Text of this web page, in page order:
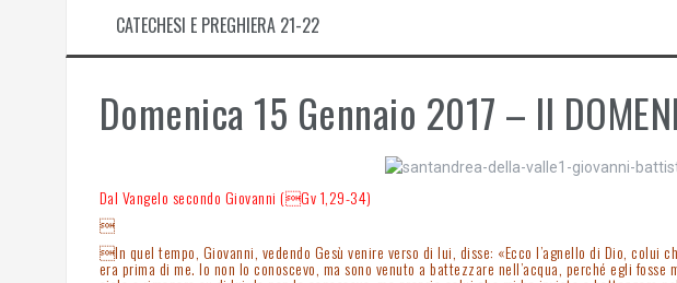
CATECHESI E PREGHIERA 21-22
Domenica 15 Gennaio 2017 – II
Dal Vangelo secondo Giovanni (Gv 1,29-34)

In quel tempo, Giovanni, vedendo Gesù venire verso di lui, disse: «Ecco l’agnello di Dio,
era prima di me. Io non lo conoscevo, ma sono venuto a battezzare nell’acqua, perché egli